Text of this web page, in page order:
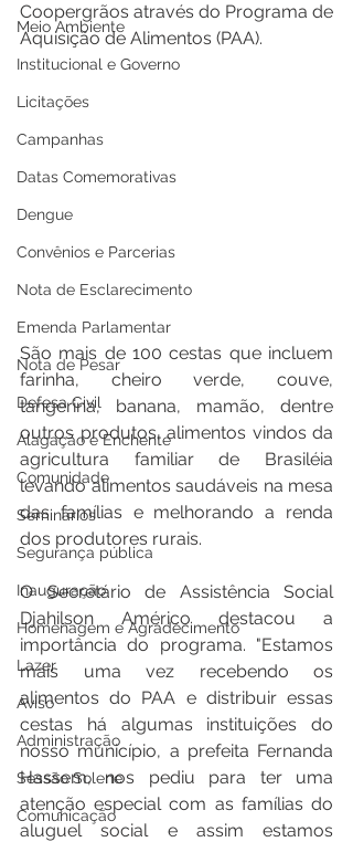
Meio Ambiente
Institucional e Governo
Licitações
Campanhas
Datas Comemorativas
Dengue
Convênios e Parcerias
Nota de Esclarecimento
Emenda Parlamentar
Nota de Pesar
Defesa Civil
Alagação e Enchente
Comunidade
Seminários
Segurança pública
Inauguração
Homenagem e Agradecimento
Lazer
Aviso
Administração
Sessão Solene
Comunicação
Coopergrãos através do Programa de
Aquisição de Alimentos (PAA).
São mais de 100 cestas que incluem
farinha, cheiro verde, couve,
tangerina, banana, mamão, dentre
outros produtos, alimentos vindos da
agricultura familiar de Brasiléia
levando alimentos saudáveis na mesa
das famílias e melhorando a renda
dos produtores rurais.
O Secretário de Assistência Social
Djahilson Américo destacou a
importância do programa. "Estamos
mais uma vez recebendo os
alimentos do PAA e distribuir essas
cestas há algumas instituições do
nosso município, a prefeita Fernanda
Hassem, nos pediu para ter uma
atenção especial com as famílias do
aluguel social e assim estamos